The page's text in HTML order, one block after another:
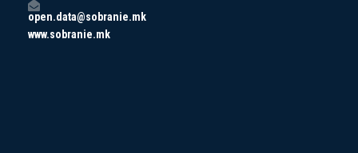
open.data@sobranie.mk
www.sobranie.mk